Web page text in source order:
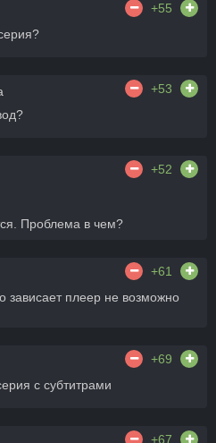
+55
+53
+52
Проблема в чем?
+61
зависает плеер не возможно
+69
с субтитрами
+67